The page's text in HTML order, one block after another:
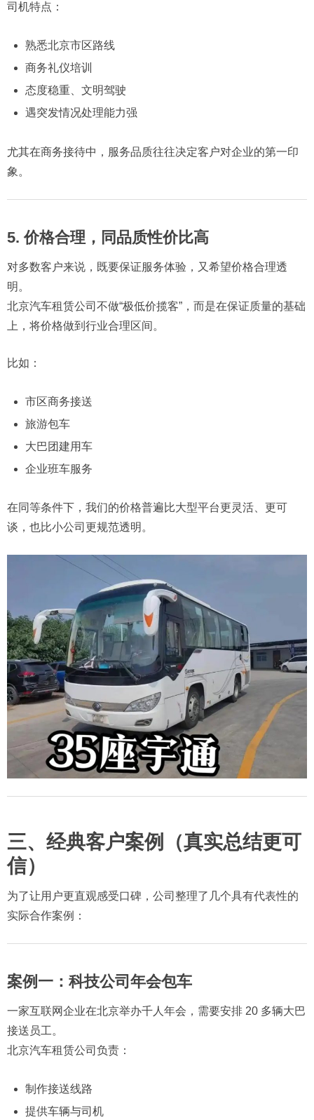
司机特点：
熟悉北京市区路线
商务礼仪培训
态度稳重、文明驾驶
遇突发情况处理能力强
尤其在商务接待中，服务品质往往决定客户对企业的第一印
象。
5. 价格合理，同品质性价比高
对多数客户来说，既要保证服务体验，又希望价格合理透
明。
北京汽车租赁公司不做“极低价揽客”，而是在保证质量的基础
上，将价格做到行业合理区间。
比如：
市区商务接送
旅游包车
大巴团建用车
企业班车服务
在同等条件下，我们的价格普遍比大型平台更灵活、更可
谈，也比小公司更规范透明。
三、经典客户案例（真实总结更可
信）
为了让用户更直观感受口碑，公司整理了几个具有代表性的
实际合作案例：
案例一：科技公司年会包车
一家互联网企业在北京举办千人年会，需要安排 20 多辆大巴
接送员工。
北京汽车租赁公司负责：
制作接送线路
提供车辆与司机